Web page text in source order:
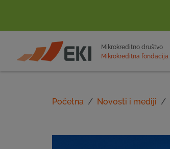
POČETNA
Mikrokreditno društvo
Mikrokreditna fondacija
Početna Novosti i mediji